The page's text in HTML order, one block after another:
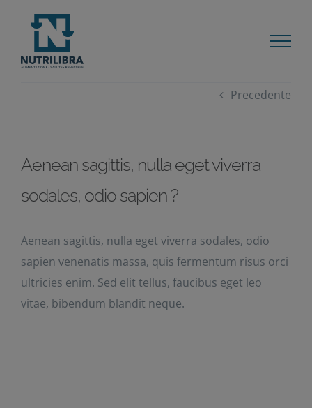
contenuto
Precedente
Aenean sagittis, nulla eget viverra
sodales, odio sapien ?
Aenean sagittis, nulla eget viverra sodales, odio
sapien venenatis massa, quis fermentum risus orci
ultricies enim. Sed elit tellus, faucibus eget leo
vitae, bibendum blandit neque.